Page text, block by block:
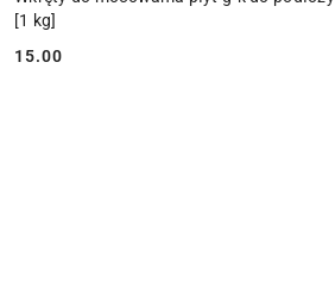
[1 kg]
Cena:
15.00